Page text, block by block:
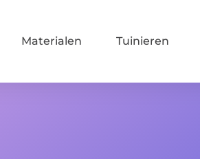
Materialen Tuinieren